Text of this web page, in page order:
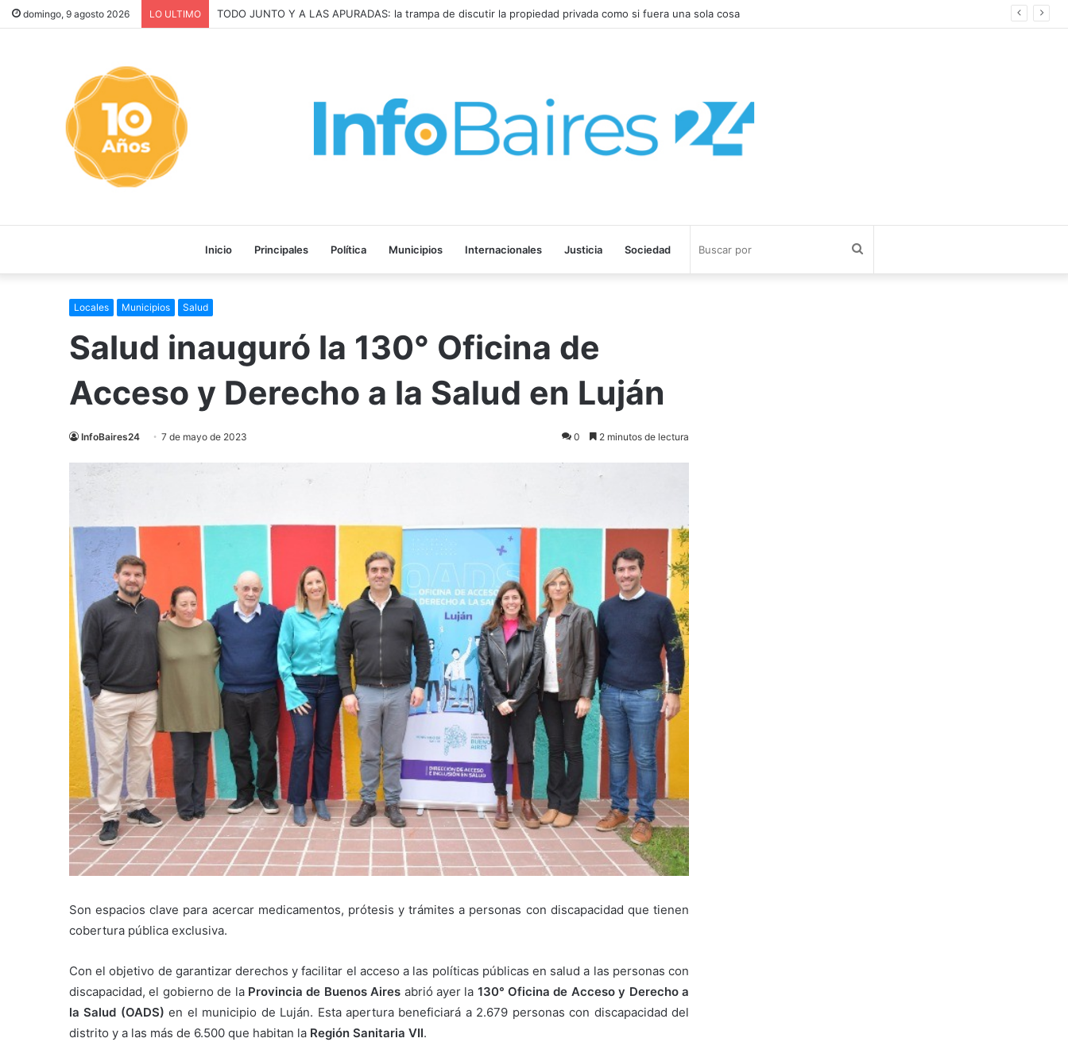
domingo, 9 agosto 2026 LO ULTIMO La INFLACIÓN de CABA se DISPARÓ al 2,9% en JULIO: 19,4% en 2026
Inicio Principales Política Municipios Internacionales Justicia Sociedad
Locales Municipios Salud
Salud inauguró la 130° Oficina de
Acceso y Derecho a la Salud en Luján
InfoBaires24 7 de mayo de 2023 0 2 minutos de lectura
Son espacios clave para acercar medicamentos, prótesis y trámites a personas con discapacidad que tienen
cobertura pública exclusiva.
Con el objetivo de garantizar derechos y facilitar el acceso a las políticas públicas en salud a las personas con
discapacidad, el gobierno de la Provincia de Buenos Aires abrió ayer la 130° Oficina de Acceso y Derecho a
la Salud (OADS) en el municipio de Luján. Esta apertura beneficiará a 2.679 personas con discapacidad del
distrito y a las más de 6.500 que habitan la Región Sanitaria VII.